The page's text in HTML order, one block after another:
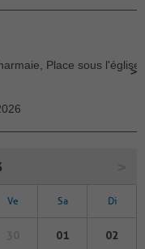
Place sous l'église
Ve Sa Di
01 02